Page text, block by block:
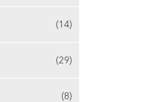
(14)
(29)
(8)